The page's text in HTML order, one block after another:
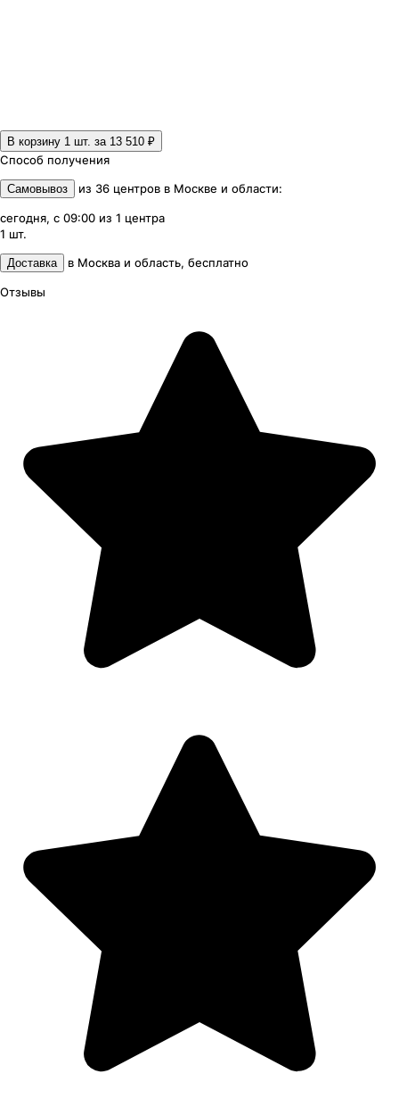
В корзину 1 шт. за 13 510 ₽
Способ получения
Самовывоз из 36 центров в Москве и области:
сегодня, с 09:00 из 1 центра
1 шт.
Доставка в Москва и область, бесплатно
Отзывы